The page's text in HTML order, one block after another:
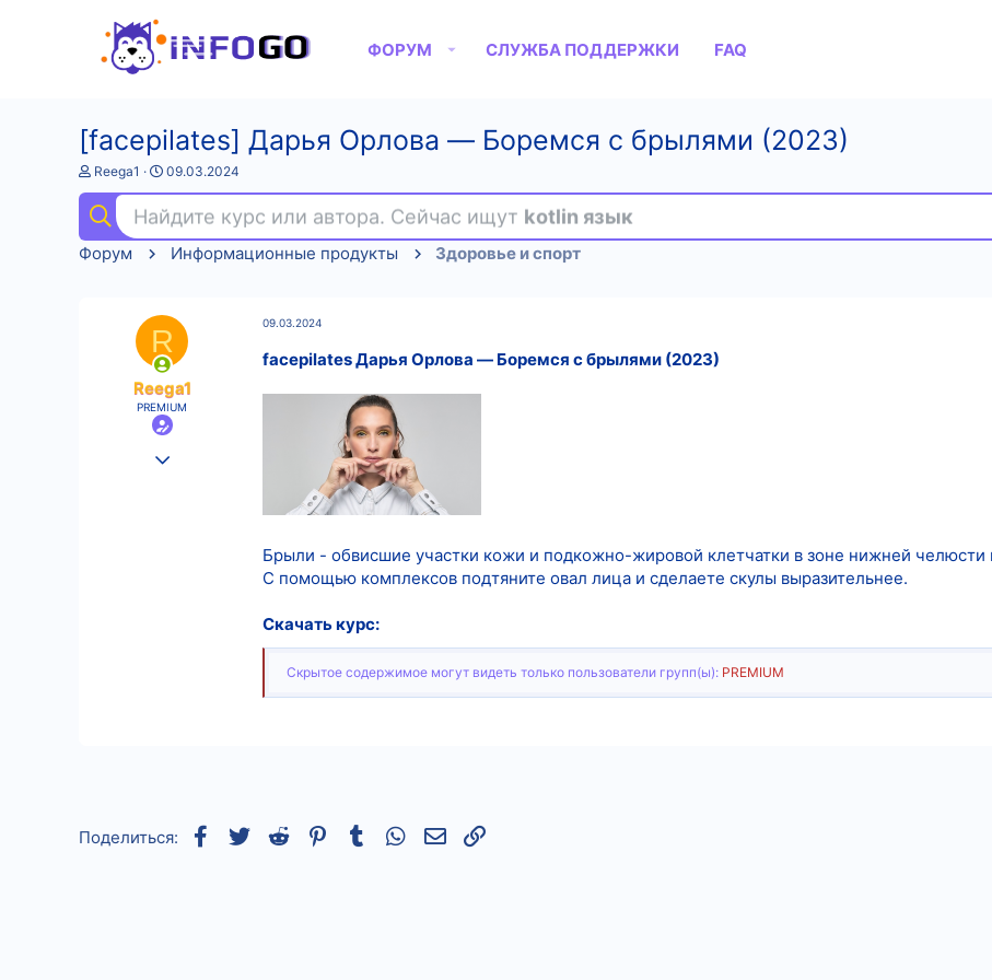
ФОРУМ СЛУЖБА ПОДДЕРЖКИ FAQ
[facepilates] Дарья Орлова ― Боремся с брылями (2023)
А
т
о
р
т
Reega1
Д
т
а
н
а
а
09.03.2024
Найдите курс или автора. Сейчас ищут kotlin язык
Форум
Информационные продукты Здоровье и спорт
R
Reega1
PREMIUM
09.03.2024
facepilates Дарья Орлова ― Боремся с брылями (2023)
Брыли - обвисшие участки кожи и подкожно-жировой клетчатки в зоне нижней
С помощью комплексов подтяните овал лица и сделаете скулы выразительнее.
Скачать курс:
Скрытое содержимое могут видеть только пользователи групп(ы): PREMIUM
Поделиться: Facebook
TwitterReddit Pinterest
TumblrWhatsAppЭлектронная почта
Ссылка